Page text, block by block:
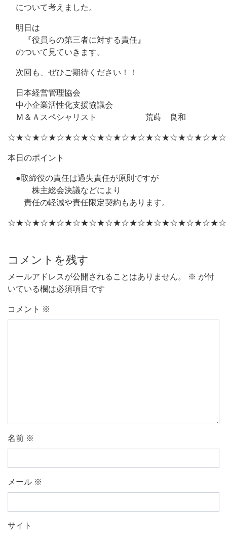
について考えました。
明日は
『役員らの第三者に対する責任』
のついて見ていきます。
次回も、ぜひご期待ください！！
日本経営管理協会
中小企業活性化支援協議会
Ｍ＆Ａスペシャリスト 荒蒔 良和
本日のポイント
●取締役の責任は過失責任が原則ですが
株主総会決議などにより
責任の軽減や責任限定契約もあります。
コメントを残す
メールアドレスが公開されることはありません。 ※ が付
いている欄は必須項目です
コメント ※
名前 ※
メール ※
サイト